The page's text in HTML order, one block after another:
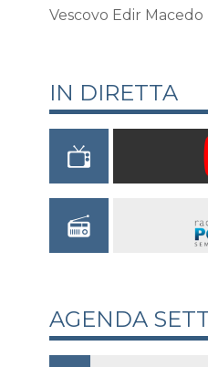
Vescovo Edir Macedo
IN DIRETTA
AGENDA